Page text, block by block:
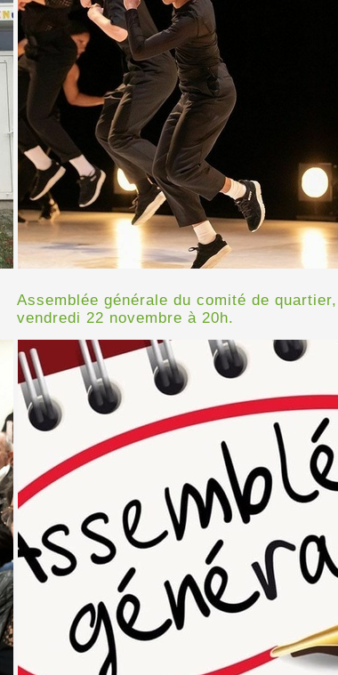
Assemblée générale du comité de quartier,
vendredi 22 novembre à 20h.